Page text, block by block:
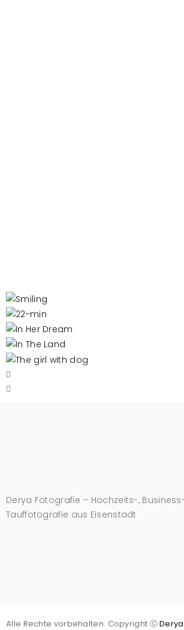
Derya Fotografie – Hochzeits-,
Tauffotografie aus Eisenstadt
Alle Rechte vorbehalten. Copyright ⓒ